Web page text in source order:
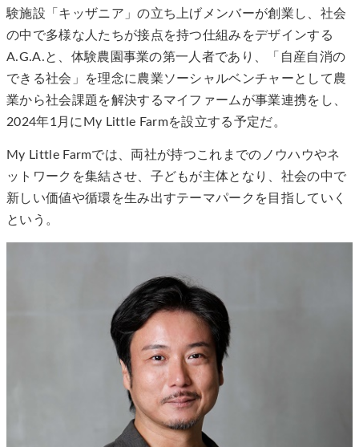
験施設「キッザニア」の立ち上げメンバーが創業し、社会
の中で多様な人たちが接点を持つ仕組みをデザインする
A.G.A.と、体験農園事業の第一人者であり、「自産自消の
できる社会」を理念に農業ソーシャルベンチャーとして農
業から社会課題を解決するマイファームが事業連携をし、
2024年1月にMy Little Farmを設立する予定だ。
My Little Farmでは、両社が持つこれまでのノウハウやネ
ットワークを集結させ、子どもが主体となり、社会の中で
新しい価値や循環を生み出すテーマパークを目指していく
という。